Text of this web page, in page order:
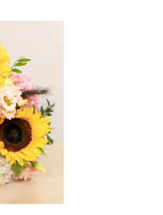
connues
de
bouquet de
roses,
et coloré